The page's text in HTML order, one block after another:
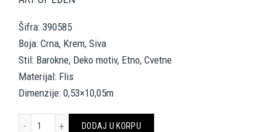
Šifra: 390585
Boja: Crna, Krem, Siva
Stil: Barokne, Deko motiv, Etno, Cvetne
Materijal: Flis
Dimenzije: 0,53×10,05m
ARCHITECTS PAPER WALLPAPER «BAROQUE, FLORAL, BLACK,
DODAJ U KORPU